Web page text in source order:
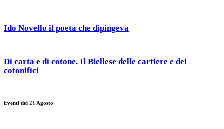
Ido Novello il poeta che dipingeva
Di carta e di cotone. Il Biellese delle cartiere e dei
cotonifici
Eventi del 21 Agosto